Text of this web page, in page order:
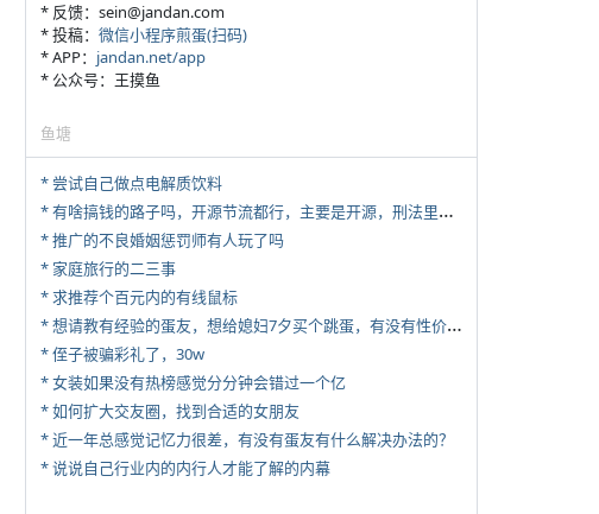
* 反馈：sein@jandan.com
* 投稿： 微信小程序煎蛋(扫码)
* APP： jandan.net/app
* 公众号：王摸鱼
鱼塘
* 尝试自己做点电解质饮料
*
有啥搞钱的路子吗，开源节流都行，主要是开源，刑法里的咱不做
* 推广的不良婚姻惩罚师有人玩了吗
* 家庭旅行的二三事
* 求推荐个百元内的有线鼠标
*
想请教有经验的蛋友，想给媳妇7夕买个跳蛋，有没有性价比高的推荐
* 侄子被骗彩礼了，30w
* 女装如果没有热榜感觉分分钟会错过一个亿
* 如何扩大交友圈，找到合适的女朋友
* 近一年总感觉记忆力很差，有没有蛋友有什么解决办法的？
* 说说自己行业内的内行人才能了解的内幕